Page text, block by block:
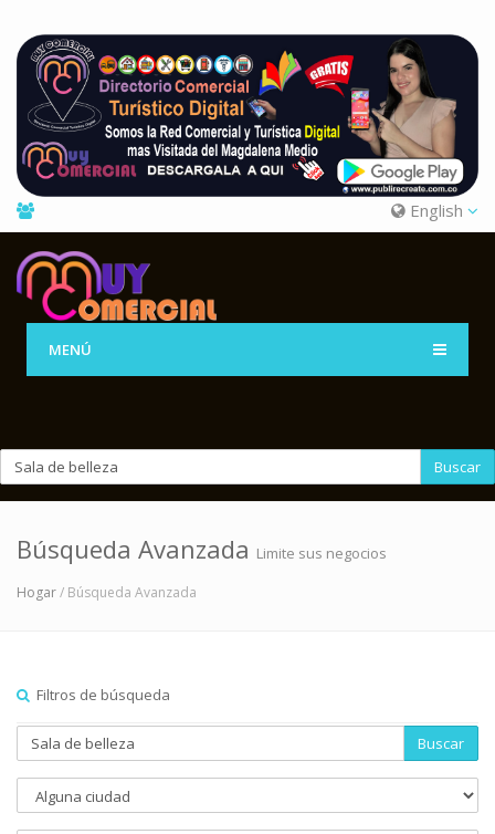
English
MENÚ
Buscar
Búsqueda Avanzada Limite sus negocios
Hogar/ Búsqueda Avanzada
Filtros de búsqueda
Buscar